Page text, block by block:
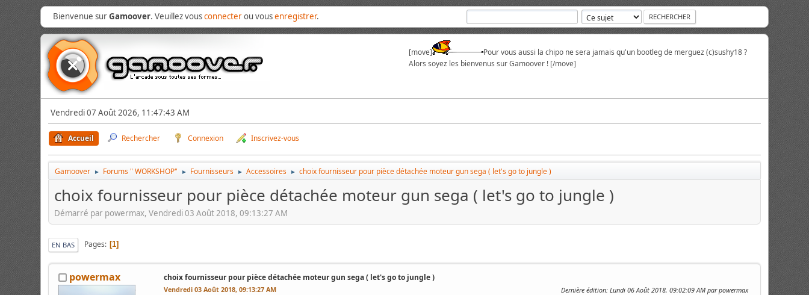
Bienvenue surGamoover. Veuillez vousconnecterou vousenregistrer.
[move]
Pour vous aussi la chipo ne sera jamais qu'un bootleg de merguez (c)sushy18 ?
Alors soyez les bienvenus sur Gamoover ! [/move]
Vendredi 07 Août 2026, 11:47:43 AM
Accueil Rechercher Connexion Inscrivez-vous
Gamoover ► Forums " WORKSHOP" ► Fournisseurs ► Accessoires ► choix fournisseur pour pièce détachée moteur gun sega ( let's go to jungle )
choix fournisseur pour pièce détachée moteur gun sega ( let's go to jungle )
Démarré par powermax, Vendredi 03 Août 2018, 09:13:27 AM
EN BAS Pages 1
powermax choix fournisseur pour pièce détachée moteur gun sega ( let's go to jungle )
Vendredi 03 Août 2018, 09:13:27 AM Dernière édition: Lundi 06 Août 2018, 09:02:09 AM par powermax